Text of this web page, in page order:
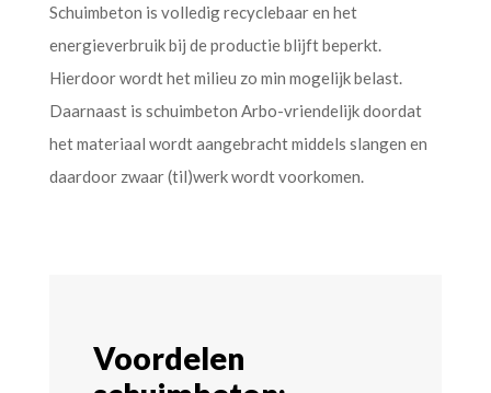
Schuimbeton is volledig recyclebaar en het
energieverbruik bij de productie blijft beperkt.
Hierdoor wordt het milieu zo min mogelijk belast.
Daarnaast is schuimbeton Arbo-vriendelijk doordat
het materiaal wordt aangebracht middels slangen en
daardoor zwaar (til)werk wordt voorkomen.
Voordelen